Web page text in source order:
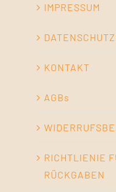
IMPRESSUM
KONTAKT
AGBs
RICHTLIENIE
RÜCKGABEN